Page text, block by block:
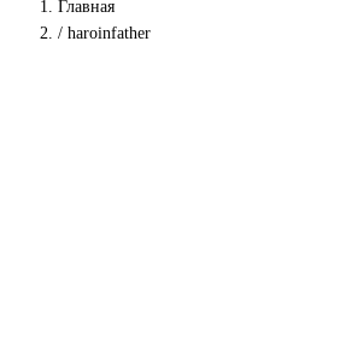
Главная
/ haroinfather